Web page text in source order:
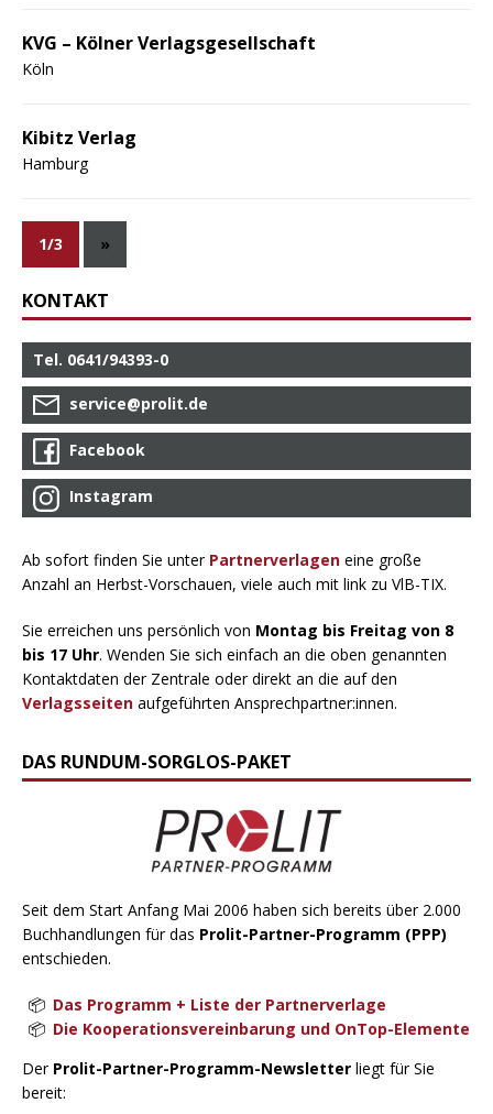
KVG – Kölner Verlagsgesellschaft
Köln
Kibitz Verlag
Hamburg
1/3 »
KONTAKT
Tel. 0641/94393-0
service@prolit.de
Facebook
Instagram
Ab sofort finden Sie unter Partnerverlagen eine große
Anzahl an Herbst-Vorschauen, viele auch mit link zu VlB-TIX.
Sie erreichen uns persönlich von Montag bis Freitag von 8
bis 17 Uhr. Wenden Sie sich einfach an die oben genannten
Kontaktdaten der Zentrale oder direkt an die auf den
Verlagsseiten aufgeführten Ansprechpartner:innen.
DAS RUNDUM-SORGLOS-PAKET
Seit dem Start Anfang Mai 2006 haben sich bereits über 2.000
Buchhandlungen für das Prolit-Partner-Programm (PPP)
entschieden.
Das Programm + Liste der Partnerverlage
Die Kooperationsvereinbarung und OnTop-Elemente
Der Prolit-Partner-Programm-Newsletter liegt für Sie
bereit: